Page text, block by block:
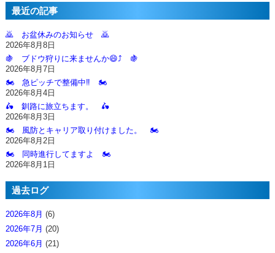
最近の記事
🙇‍ お盆休みのお知らせ 🙇‍
2026年8月8日
🍇 ブドウ狩りに来ませんか😄⤴️ 🍇
2026年8月7日
🏍️ 急ピッチで整備中‼️ 🏍️
2026年8月4日
🛵 釧路に旅立ちます。 🛵
2026年8月3日
🏍️ 風防とキャリア取り付けました。 🏍️
2026年8月2日
🏍️ 同時進行してますよ 🏍️
2026年8月1日
過去ログ
2026年8月 (6)
2026年7月 (20)
2026年6月 (21)